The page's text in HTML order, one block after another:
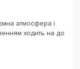
атмосфера і
ходить на до